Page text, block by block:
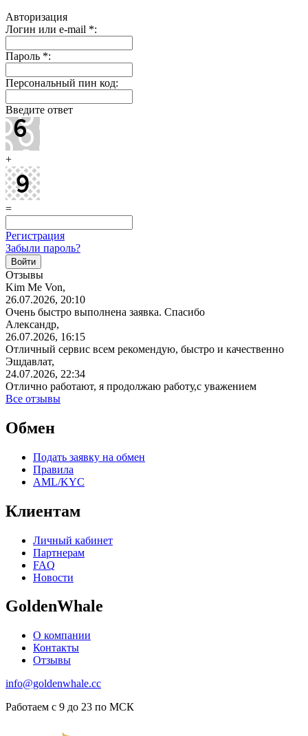
Авторизация
Логин или e-mail *:
Пароль *:
Персональный пин код:
Введите ответ
+
=
Регистрация
Забыли пароль?
Отзывы
Kim Me Von,
26.07.2026, 20:10
Очень быстро выполнена заявка. Спасибо
Александр,
26.07.2026, 16:15
Отличный сервис всем рекомендую, быстро и качественно
Эшдавлат,
24.07.2026, 22:34
Отлично работают, я продолжаю работу,с уважением
Все отзывы
Обмен
Подать заявку на обмен
Правила
AML/KYC
Клиентам
Личный кабинет
Партнерам
FAQ
Новости
GoldenWhale
О компании
Контакты
Отзывы
info@goldenwhale.cc
Работаем с 9 до 23 по МСК